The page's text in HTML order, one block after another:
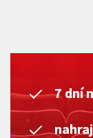
7 dní